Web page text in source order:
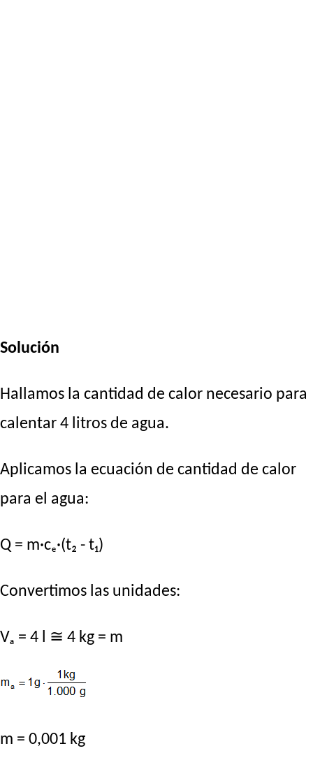
Solución
Hallamos la cantidad de calor necesario para
calentar 4 litros de agua.
Aplicamos la ecuación de cantidad de calor
para el agua:
Q = m·cₑ·(t₂ - t₁)
Convertimos las unidades:
Vₐ = 4 l ≅ 4 kg = m
m = 0,001 kg